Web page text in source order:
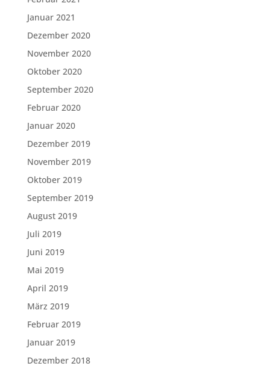
Januar 2021
Dezember 2020
November 2020
Oktober 2020
September 2020
Februar 2020
Januar 2020
Dezember 2019
November 2019
Oktober 2019
September 2019
August 2019
Juli 2019
Juni 2019
Mai 2019
April 2019
März 2019
Februar 2019
Januar 2019
Dezember 2018